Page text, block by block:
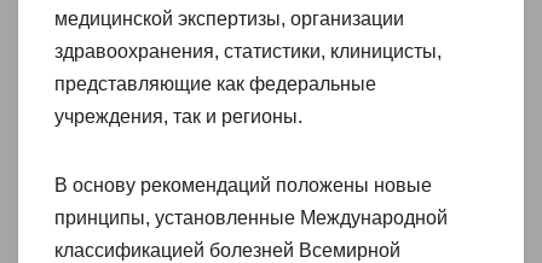
медицинской экспертизы, организации
здравоохранения, статистики, клиницисты,
представляющие как федеральные
учреждения, так и регионы.
В основу рекомендаций положены новые
принципы, установленные Международной
классификацией болезней Всемирной